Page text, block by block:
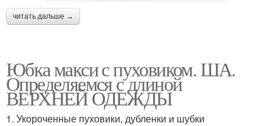
читать дальше →
Юбка макси с пуховиком. ША.
Определяемся с длиной
ВЕРХНЕЙ ОДЕЖДЫ
1. Укороченные пуховики, дубленки и шубки